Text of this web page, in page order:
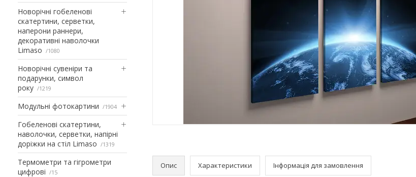
Новорічні гобеленові
скатертини, серветки,
наперони раннери,
декоративні наволочки
Limaso
1080
Новорічні сувеніри та
подарунки, символ
року
1219
Модульні фотокартини 1904
Гобеленові скатертини,
наволочки, серветки, напірні
доріжки на стіл Limaso
1319
Термометри та гігрометри
цифрові
15
Опис Характеристики Інформація для замовлення